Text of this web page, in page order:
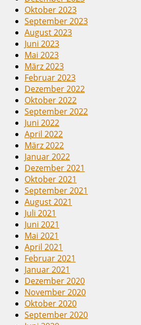
Oktober 2023
September 2023
August 2023
Juni 2023
Mai 2023
März 2023
Februar 2023
Dezember 2022
Oktober 2022
September 2022
Juni 2022
April 2022
März 2022
Januar 2022
Dezember 2021
Oktober 2021
September 2021
August 2021
Juli 2021
Juni 2021
Mai 2021
April 2021
Februar 2021
Januar 2021
Dezember 2020
November 2020
Oktober 2020
September 2020